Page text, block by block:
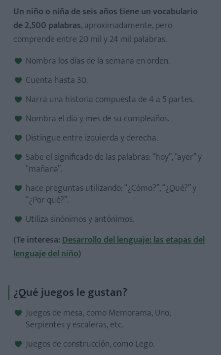
Un niño o niña de seis años tiene un vocabulario
de 2,500 palabras, aproximadamente, pero
comprende entre 20 mil y 24 mil palabras.
Nombra los días de la semana en orden.
Cuenta hasta 30.
Narra una historia compuesta de 4 a 5 partes.
Nombra el día y mes de su cumpleaños.
Distingue entre izquierda y derecha.
Sabe el significado de las palabras: “hoy”, “ayer” y
“mañana”.
hace preguntas utilizando: “¿Cómo?”, “¿Qué?” y
“¿Por qué?”.
Utiliza sinónimos y antónimos.
(Te interesa:Desarrollo del lenguaje: las etapas del
lenguaje del niño)
¿Qué juegos le gustan?
Juegos de mesa, como Memorama, Uno,
Serpientes y escaleras, etc.
Juegos de construcción, como Lego.